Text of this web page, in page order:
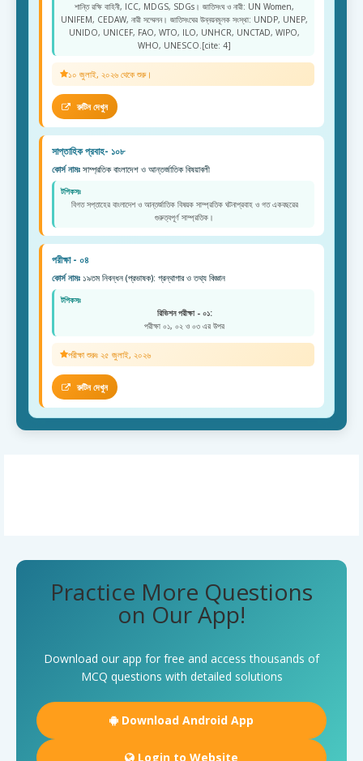
শান্তি রক্ষি বাহিনী, ICC, MDGS, SDGs। জাতিসংঘ ও নারী: UN Women,
UNIFEM, CEDAW, নারী সম্মেলন। জাতিসংঘের উন্নয়নমূলক সংস্থা: UNDP, UNEP,
UNIDO, UNICEF, FAO, WTO, ILO, UNHCR, UNCTAD, WIPO,
WHO, UNESCO.[cite: 4]
১০ জুলাই, ২০২৬ থেকে শুরু।
রুটিন দেখুন
সাপ্তাহিক প্রবাহ- ১০৮
কোর্স নামঃ সাম্প্রতিক বাংলাদেশ ও আন্তর্জাতিক বিষয়াবলী
টপিকসঃ
বিগত সপ্তাহের বাংলাদেশ ও আন্তর্জাতিক বিষয়ক সাম্প্রতিক ঘটনাপ্রবাহ ও গত একবছরের
গুরুত্বপূর্ণ সাম্প্রতিক।
পরীক্ষা - ০৪
কোর্স নামঃ ১৯তম নিবন্ধন (প্রভাষক): গ্রন্থাগার ও তথ্য বিজ্ঞান
টপিকসঃ
রিভিশন পরীক্ষা - ০১:
পরীক্ষা ০১, ০২ ও ০৩ এর উপর
পরীক্ষা শুরুঃ ২৫ জুলাই, ২০২৬
রুটিন দেখুন
Practice More Questions
on Our App!
Download our app for free and access thousands of
MCQ questions with detailed solutions
Download Android App
Login to Website